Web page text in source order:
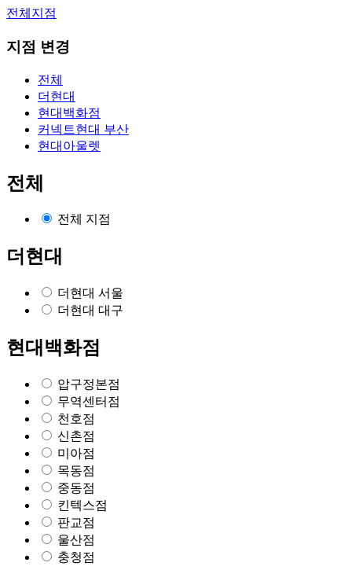
전체지점
지점 변경
전체
더현대
현대백화점
커넥트현대 부산
현대아울렛
전체
전체 지점
더현대
더현대 서울
더현대 대구
현대백화점
압구정본점
무역센터점
천호점
신촌점
미아점
목동점
중동점
킨텍스점
판교점
울산점
충청점